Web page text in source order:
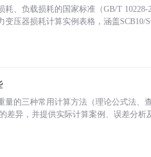
、负载损耗的国家标准（GB/T
压器损耗计算实例表格，涵盖SCB10/
量的三种常用计算方法（理论公式法、
差异，并提供实际计算案例、误差分